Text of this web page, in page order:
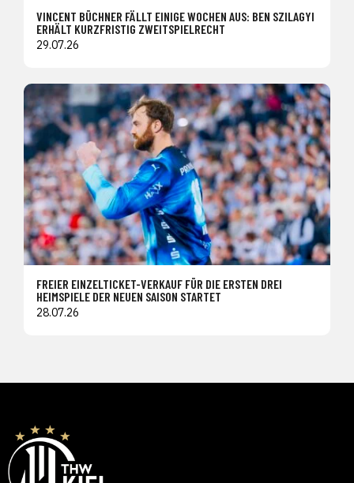
VINCENT BÜCHNER FÄLLT EINIGE WOCHEN AUS: BEN SZILAGYI
ERHÄLT KURZFRISTIG ZWEITSPIELRECHT
29.07.26
FREIER EINZELTICKET-VERKAUF FÜR DIE ERSTEN DREI
HEIMSPIELE DER NEUEN SAISON STARTET
28.07.26